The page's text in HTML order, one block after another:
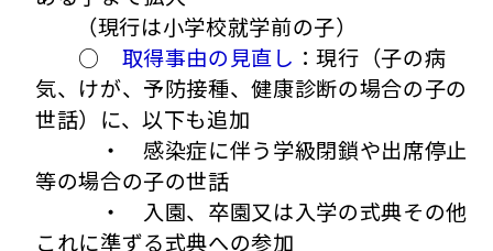
（現行は小学校就学前の子）
○ 取得事由の見直し ：現行（子の病
気、けが、予防接種、健康診断の場合の子の
世話）に、以下も追加
・ 感染症に伴う学級閉鎖や出席停止
等の場合の子の世話
・ 入園、卒園又は入学の式典その他
これに準ずる式典への参加